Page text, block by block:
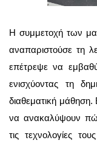
Η συμμετοχή των
αναπαριστούσε τη
επέτρεψε να
ενισχύοντας τη
διαθεματική μάθηση.
να ανακαλύψουν
τις τεχνολογίες